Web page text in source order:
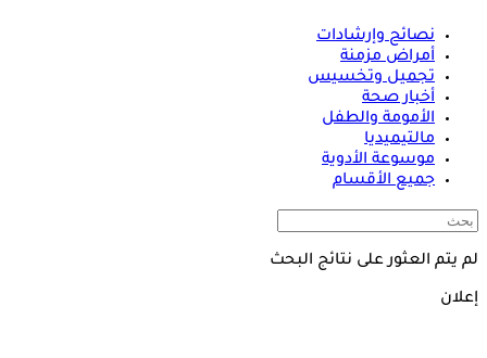
نصائح وإرشادات
أمراض مزمنة
تجميل وتخسيس
أخبار صحة
الأمومة والطفل
مالتيميديا
موسوعة الأدوية
جميع الأقسام
لم يتم العثور على نتائج البحث
إعلان